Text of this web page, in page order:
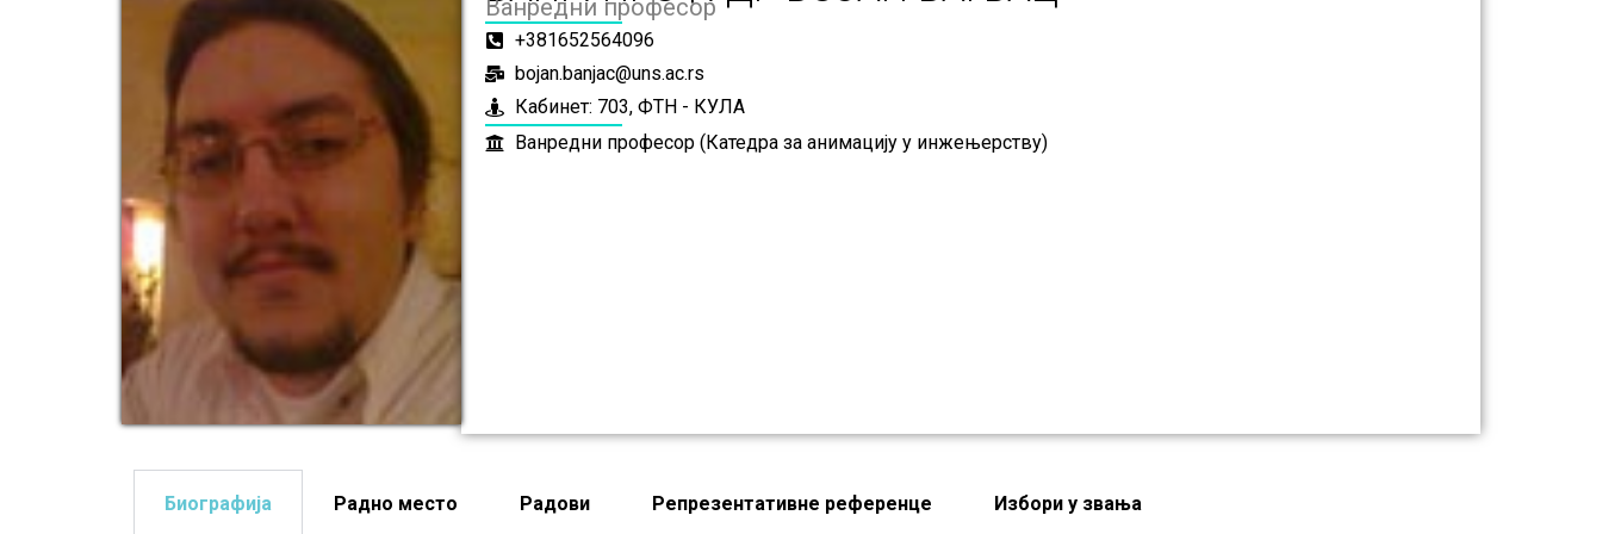
Ванредни професор
+381652564096
bojan.banjac@uns.ac.rs
Кабинет: 703, ФТН - КУЛА
Ванредни професор (Катедра за анимацију у инжењерству)
Биографија Радно место Радови Репрезентативне референце Избори у звања